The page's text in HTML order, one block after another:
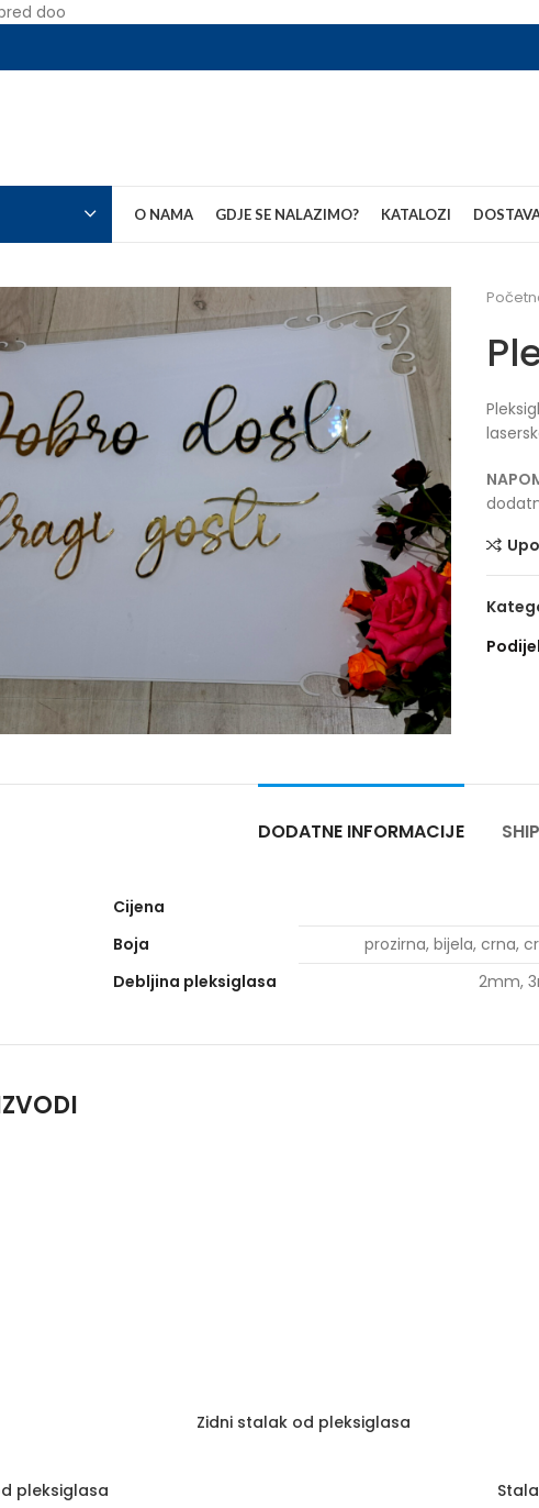
doo
O NAMA GDJE SE NALAZIMO? KATALOZI
DODATNE INFORMACIJE
Cijena
Boja
prozirna, bijela, crna,
Debljina pleksiglasa
2mm,
pleksiglasa
Zidni stalak od pleksiglasa